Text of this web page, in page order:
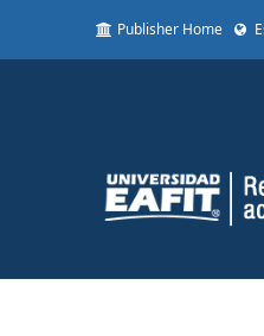
to
Content
Sidebar
Publisher Home